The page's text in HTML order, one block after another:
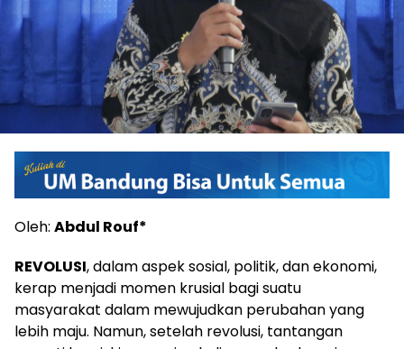
Oleh: Abdul Rouf*
REVOLUSI, dalam aspek sosial, politik, dan ekonomi,
kerap menjadi momen krusial bagi suatu
masyarakat dalam mewujudkan perubahan yang
lebih maju. Namun, setelah revolusi, tantangan